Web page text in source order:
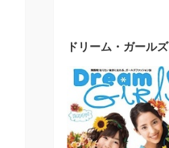
ドリーム・ガールズ